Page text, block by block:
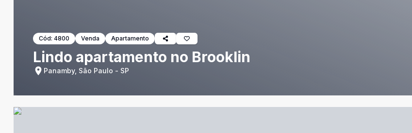
Cód: 4800 Venda Apartamento
Lindo apartamento no Brooklin
Panamby, São Paulo - SP